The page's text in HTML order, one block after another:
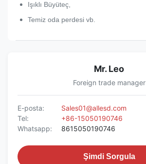
Işıklı Büyüteç,
Temiz oda perdesi vb.
Mr. Leo
Foreign trade manager
E-posta:
Sales01@allesd.com
Tel:
+86-15050190746
Whatsapp:
8615050190746
Şimdi Sorgula